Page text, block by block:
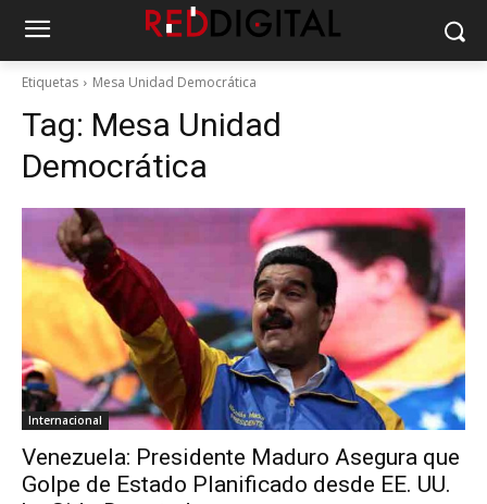
Etiquetas Mesa Unidad Democrática
Tag: Mesa Unidad
Democrática
Internacional
Venezuela: Presidente Maduro Asegura que
Golpe de Estado Planificado desde EE. UU.